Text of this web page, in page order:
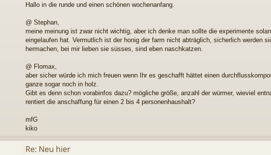
i
r
Hallo in die runde und einen schönen wochenanfang.
@ Stephan,
meine meinung ist zwar nicht wichtig, aber ich denke man sollte die experimente
eingelaufen hat. Vermutlich ist der honig der farm nicht abträglich, sicherlich werden
hermachen, bei mir lieben sie süsses, sind eben naschkatzen.
@ Flomax,
aber sicher würde ich mich freuen wenn Ihr es geschafft hättet einen
ganze sogar noch in holz.
Gibt es denn schon vorabinfos dazu? mögliche größe, anzahl der würmer, wieviel
rentiert die anschaffung für einen 2 bis 4 personenhaushalt?
mfG
kiko
Re: Neu hier